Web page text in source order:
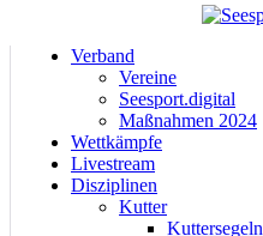
Verband
Vereine
Seesport.digital
Maßnahmen 2024
Wettkämpfe
Livestream
Disziplinen
Kutter
Kuttersegeln